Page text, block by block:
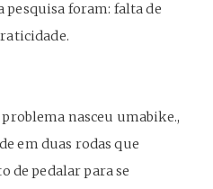
pesquisa foram: falta de
nasceu umabike.,
em duas rodas que
de pedalar para se